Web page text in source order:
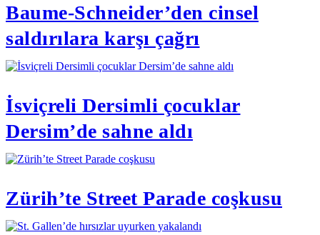
Baume-Schneider’den cinsel
saldırılara karşı çağrı
İsviçreli Dersimli çocuklar
Dersim’de sahne aldı
Zürih’te Street Parade coşkusu